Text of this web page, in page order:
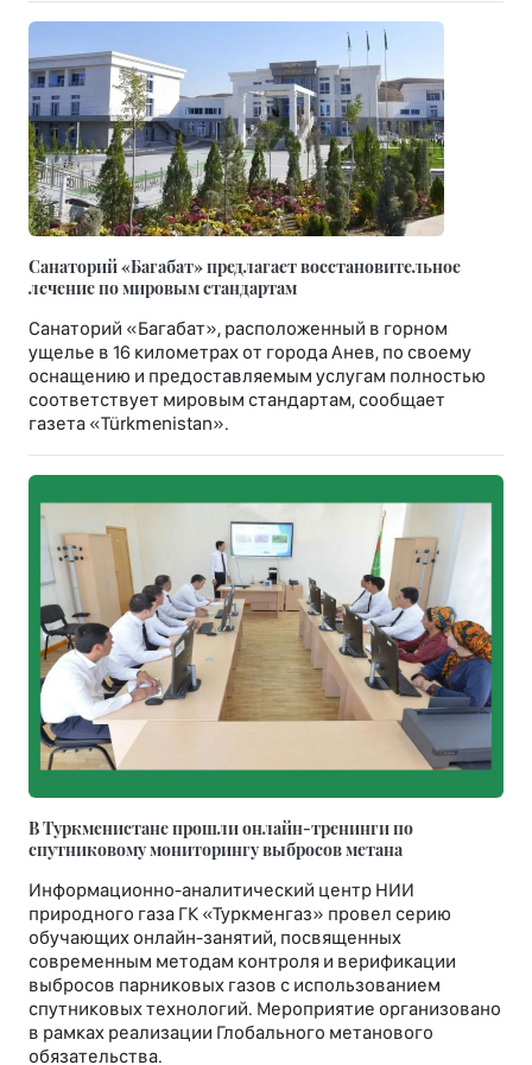
Санаторий «Багабат» предлагает восстановительное
лечение по мировым стандартам
Санаторий «Багабат», расположенный в горном
ущелье в 16 километрах от города Анев, по своему
оснащению и предоставляемым услугам полностью
соответствует мировым стандартам, сообщает
газета «Türkmenistan».
В Туркменистане прошли онлайн-тренинги по
спутниковому мониторингу выбросов метана
Информационно-аналитический центр НИИ
природного газа ГК «Туркменгаз» провел серию
обучающих онлайн-занятий, посвященных
современным методам контроля и верификации
выбросов парниковых газов с использованием
спутниковых технологий. Мероприятие организовано
в рамках реализации Глобального метанового
обязательства.